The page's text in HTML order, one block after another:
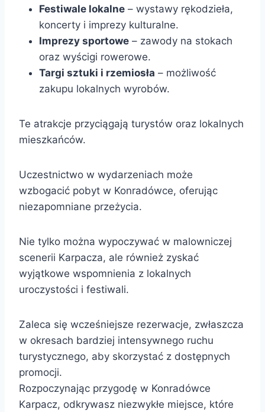
Festiwale lokalne – wystawy rękodzieła,
koncerty i imprezy kulturalne.
Imprezy sportowe – zawody na stokach
oraz wyścigi rowerowe.
Targi sztuki i rzemiosła – możliwość
zakupu lokalnych wyrobów.
Te atrakcje przyciągają turystów oraz lokalnych
mieszkańców.
Uczestnictwo w wydarzeniach może
wzbogacić pobyt w Konradówce, oferując
niezapomniane przeżycia.
Nie tylko można wypoczywać w malowniczej
scenerii Karpacza, ale również zyskać
wyjątkowe wspomnienia z lokalnych
uroczystości i festiwali.
Zaleca się wcześniejsze rezerwacje, zwłaszcza
w okresach bardziej intensywnego ruchu
turystycznego, aby skorzystać z dostępnych
promocji.
Rozpoczynając przygodę w Konradówce
Karpacz, odkrywasz niezwykłe miejsce, które